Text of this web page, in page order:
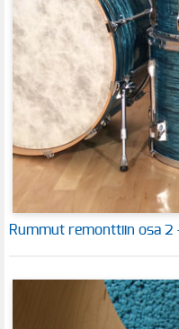
Rummut remonttiin osa 2